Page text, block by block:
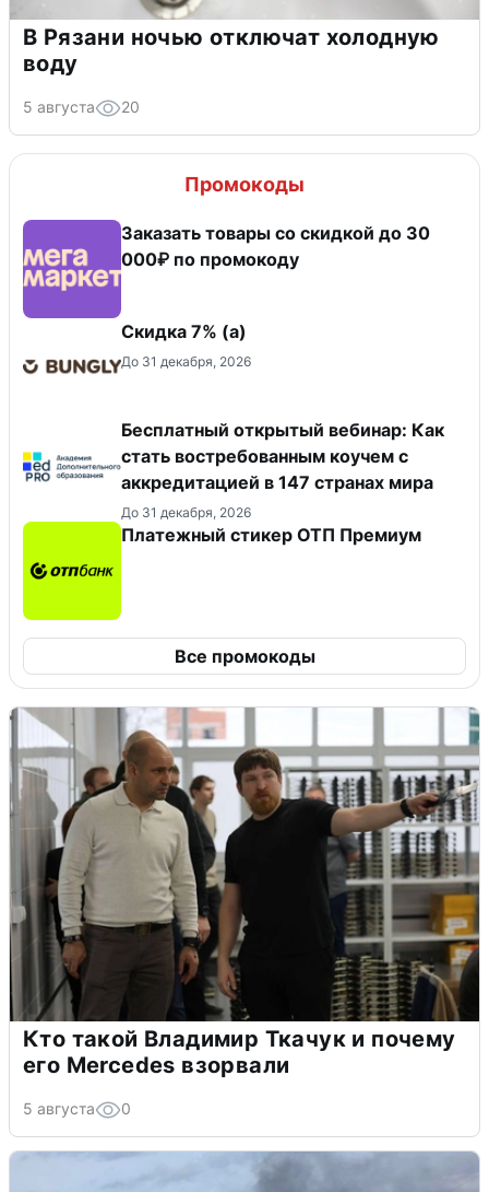
В Рязани ночью отключат холодную
воду
5 августа 20
Промокоды
Заказать товары со скидкой до 30
000₽ по промокоду
Скидка ​7% (а)
До 31 декабря, 2026
Бесплатный открытый вебинар: Как
стать востребованным коучем с
аккредитацией в 147 странах мира
До 31 декабря, 2026
Платежный стикер ОТП Премиум
Все промокоды
Кто такой Владимир Ткачук и почему
его Mercedes взорвали
5 августа 0